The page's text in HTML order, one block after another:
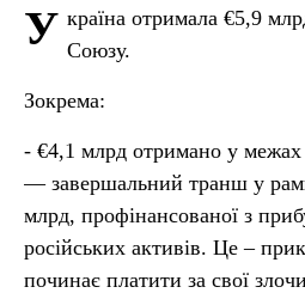
У країна отримала €5,9
Союзу.
Зокрема:
- €4,1 млрд отримано у межах
— завершальний транш у
млрд, профінансованої з
російських активів. Це –
починає платити за свої